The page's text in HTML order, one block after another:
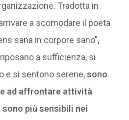
Tradotta in
a scomodare il poeta
sana in corpore sano”,
a sufficienza, si
e si sentono serene,sono
ad affrontare attività
più sensibili nei